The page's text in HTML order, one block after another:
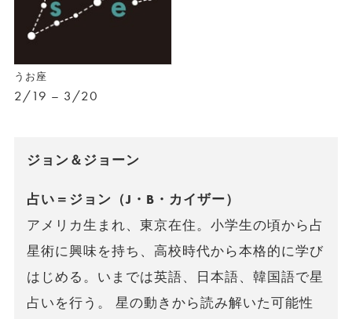
うお座
2/19 – 3/20
ジョン＆ジョーン
占い＝ジョン（J・B・カイザー）
アメリカ生まれ、東京在住。小学生の頃から占
星術に興味を持ち、高校時代から本格的に学び
はじめる。いまでは英語、日本語、韓国語で星
占いを行う。 星の動きから読み解いた可能性